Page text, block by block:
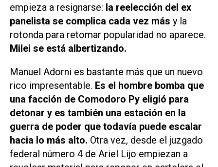
empieza a resignarse: la reelección del ex
panelista se complica cada vez más y la
rotonda para retomar popularidad no aparece.
Milei se está albertizando.
Manuel Adorni es bastante más que un nuevo
rico impresentable. Es el hombre bomba que
una facción de Comodoro Py eligió para
detonar y es también una estación en la
guerra de poder que todavía puede escalar
hacia lo más alto. Otra vez, desde el juzgado
federal número 4 de Ariel Lijo empiezan a